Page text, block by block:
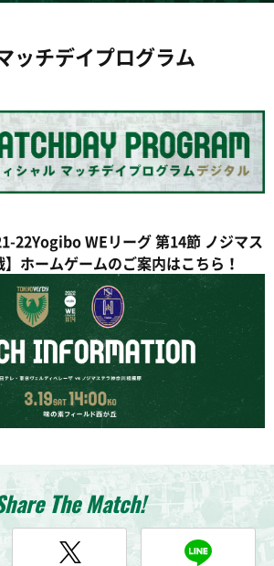
ッチデイプログラム
22Yogibo WEリーグ 第14節 ノジマス
ホームゲームのご案内はこちら！
The Match!